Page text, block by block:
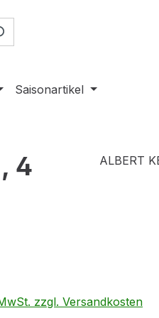
Saisonartikel
4
ALBERT
zzgl. Versandkosten